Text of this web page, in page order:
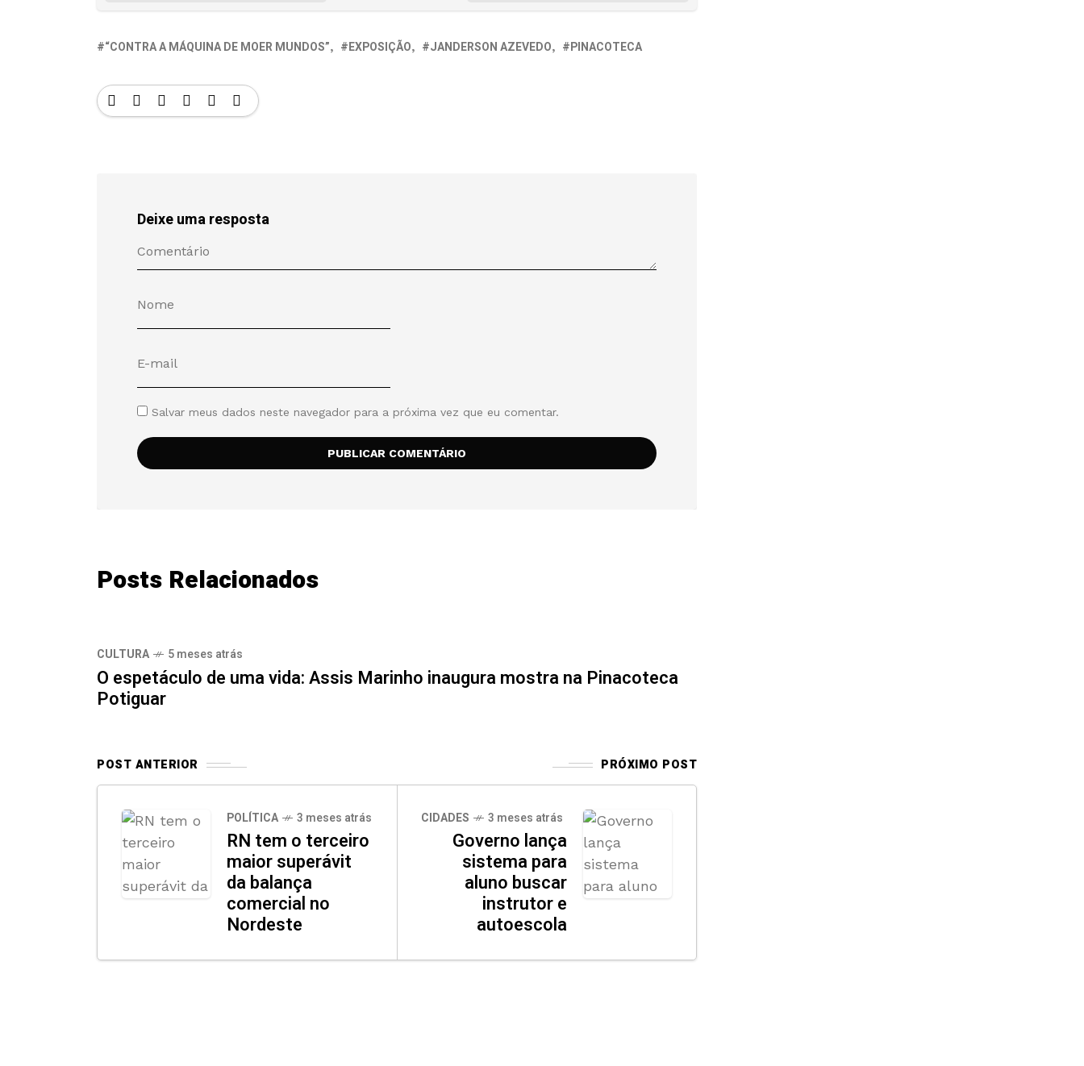
“CONTRA A MÁQUINA DE MOER MUNDOS” EXPOSIÇÃO JANDERSON AZEVEDO PINACOTECA
Deixe uma resposta
Salvar meus dados neste navegador para a próxima vez que eu comentar.
Posts Relacionados
CULTURA 5 meses atrás
O espetáculo de uma vida: Assis Marinho inaugura mostra na Pinacoteca
Potiguar
POST ANTERIOR PRÓXIMO POST
POLÍTICA 3 meses atrás
RN tem o terceiro
maior superávit
da balança
comercial no
Nordeste
CIDADES 3 meses atrás
Governo lança
sistema para
aluno buscar
instrutor e
autoescola